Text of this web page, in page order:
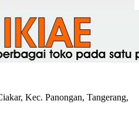
Kec. Panongan, Tangerang,